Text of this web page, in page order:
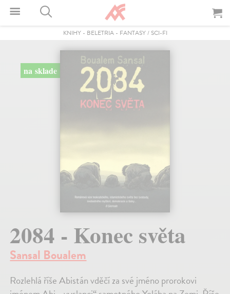
KNIHY- BELETRIA- FANTASY / SCI-FI
na sklade
2084 - Konec světa
Sansal Boualem
Rozlehlá říše Abistán vděčí za své jméno prorokovi